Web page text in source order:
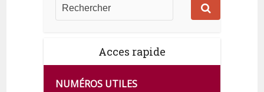
Acces rapide
NUMÉROS UTILES